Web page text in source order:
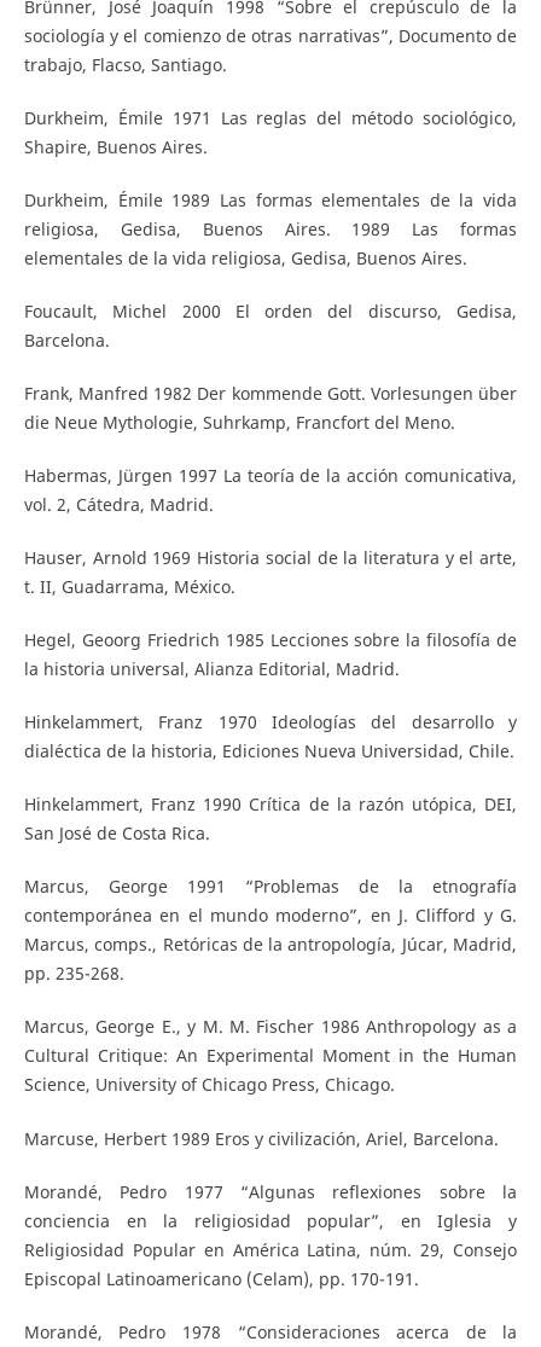
Brünner, José Joaquín 1998 “Sobre el crepúsculo de la
sociología y el comienzo de otras narrativas”, Documento de
trabajo, Flacso, Santiago.
Durkheim, Émile 1971 Las reglas del método sociológico,
Shapire, Buenos Aires.
Durkheim, Émile 1989 Las formas elementales de la vida
religiosa, Gedisa, Buenos Aires. 1989 Las formas
elementales de la vida religiosa, Gedisa, Buenos Aires.
Foucault, Michel 2000 El orden del discurso, Gedisa,
Barcelona.
Frank, Manfred 1982 Der kommende Gott. Vorlesungen über
die Neue Mythologie, Suhrkamp, Francfort del Meno.
Habermas, Jürgen 1997 La teoría de la acción comunicativa,
vol. 2, Cátedra, Madrid.
Hauser, Arnold 1969 Historia social de la literatura y el arte,
t. II, Guadarrama, México.
Hegel, Geoorg Friedrich 1985 Lecciones sobre la filosofía de
la historia universal, Alianza Editorial, Madrid.
Hinkelammert, Franz 1970 Ideologías del desarrollo y
dialéctica de la historia, Ediciones Nueva Universidad, Chile.
Hinkelammert, Franz 1990 Crítica de la razón utópica, DEI,
San José de Costa Rica.
Marcus, George 1991 “Problemas de la etnografía
contemporánea en el mundo moderno”, en J. Clifford y G.
Marcus, comps., Retóricas de la antropología, Júcar, Madrid,
pp. 235-268.
Marcus, George E., y M. M. Fischer 1986 Anthropology as a
Cultural Critique: An Experimental Moment in the Human
Science, University of Chicago Press, Chicago.
Marcuse, Herbert 1989 Eros y civilización, Ariel, Barcelona.
Morandé, Pedro 1977 “Algunas reflexiones sobre la
conciencia en la religiosidad popular”, en Iglesia y
Religiosidad Popular en América Latina, núm. 29, Consejo
Episcopal Latinoamericano (Celam), pp. 170-191.
Morandé, Pedro 1978 “Consideraciones acerca de la